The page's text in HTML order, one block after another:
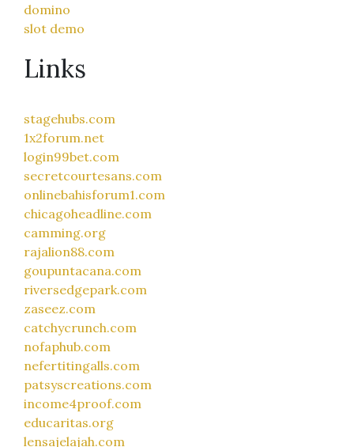
domino
slot demo
Links
stagehubs.com
1x2forum.net
login99bet.com
secretcourtesans.com
onlinebahisforum1.com
chicagoheadline.com
camming.org
rajalion88.com
goupuntacana.com
riversedgepark.com
zaseez.com
catchycrunch.com
nofaphub.com
nefertitingalls.com
patsyscreations.com
income4proof.com
educaritas.org
lensajelajah.com